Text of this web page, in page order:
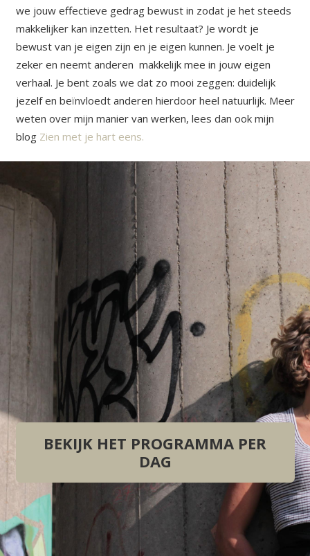
we jouw effectieve gedrag bewust in zodat je het steeds
makkelijker kan inzetten. Het resultaat? Je wordt je
bewust van je eigen zijn en je eigen kunnen. Je voelt je
zeker en neemt anderen makkelijk mee in jouw eigen
verhaal. Je bent zoals we dat zo mooi zeggen: duidelijk
jezelf en beïnvloedt anderen hierdoor heel natuurlijk. Meer
weten over mijn manier van werken, lees dan ook mijn
blog Zien met je hart eens.
BEKIJK HET PROGRAMMA PER
DAG